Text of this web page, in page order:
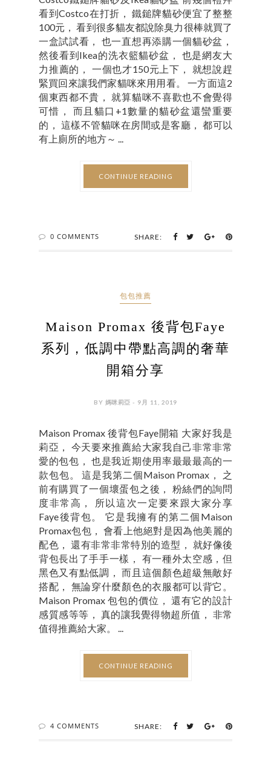
看到Costco在打折， 鐵鎚牌貓砂便宜了整整
100元， 看到很多貓友都說除臭力很棒就買了
一盒試試看， 也一直想再添購一個貓砂盆，
然後看到Ikea的洗衣籃貓砂盆， 也是網友大
力推薦的， 一個也才150元上下， 就想說趕
緊買回來讓我們家貓咪來用用看。 一方面這2
個東西都不貴， 就算貓咪不喜歡也不會覺得
可惜， 而且貓口+1數量的貓砂盆還蠻重要
的， 這樣不管貓咪在房間或是客廳， 都可以
有上廁所的地方～ ...
CONTINUE READING
0 COMMENTS SHARE:
包包推薦
Maison Promax 後背包Faye
系列，低調中帶點高調的奢華
開箱分享
BY 媽咪莉亞 - 9月 11, 2019
Maison Promax 後背包Faye開箱 大家好我是
莉亞， 今天要來推薦給大家我自己非常非常
愛的包包， 也是我近期使用率最最最高的一
款包包。 這是我第二個Maison Promax， 之
前有購買了一個壞蛋包之後， 粉絲們的詢問
度非常高， 所以這次一定要來跟大家分享
Faye後背包。 它是我擁有的第二個Maison
Promax包包， 會看上他絕對是因為他美麗的
配色， 還有非常非常特別的造型， 就好像後
背包長出了手手一樣， 有一種外太空感，但
黑色又有點低調， 而且這個顏色超級無敵好
搭配， 無論穿什麼顏色的衣服都可以背它。
Maison Promax 包包的價位， 還有它的設計
感質感等等， 真的讓我覺得物超所值， 非常
值得推薦給大家。 ...
CONTINUE READING
4 COMMENTS SHARE: